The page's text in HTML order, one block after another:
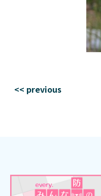
<< previous